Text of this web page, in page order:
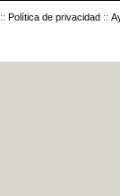
:: Política de privacidad ::